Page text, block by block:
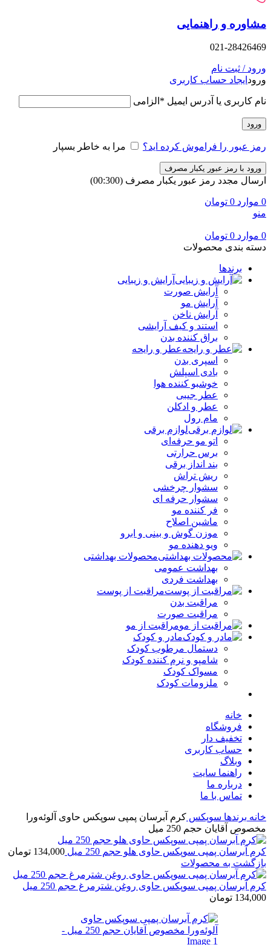
و راهنمایی
021-
/ ثبت نام
ایجاد حساب کاربری
کاربری یا آدرس ایمیل*الزامی
عبور را فراموش کرده اید؟ مرا به خاطر بسپار
با رمز عبور یکبار مصرف
مجدد رمز عبور یکبار مصرف 300
)
0
تومان
0
تومان
بندی محصولات
برندها
آرایش و زیبایی
آرایش صورت
آرایش مو
آرایش ناخن
استند و کیف آرایشی
براق کننده بدن
عطر و رایحه
اسپری بدن
بادی اسپلش
خوشبو کننده هوا
عطر جیبی
عطر و ادکلن
مام رول
لوازم برقی
اتو مو حرفه‌ای
برس حرارتی
بند انداز برقی
ریش تراش
سشوار چرخشی
سشوار حرفه ای
فر کننده‌ مو
ماشین اصلاح
موزن گوش و بینی و ابرو
ویو دهنده مو
محصولات بهداشتی
بهداشت عمومی
بهداشت فردی
مراقبت از پوست
مراقبت بدن
مراقبت صورت
مراقبت از مو
مادر و کودک
دستمال مرطوب کودک
شامپو و نرم کننده کودک
مسواک کودک
ملزومات کودک
خانه
فروشگاه
تخفیف دار
حساب کاربری
وبلاگ
راهنما سایت
درباره ما
تماس با ما
برندهاسوپکسکرم آبرسان پمپی سوپکس حاوی آلوئه‌ورا
آقایان حجم 250 میل
آبرسان پمپی سوپکس حاوی هلو حجم 250 میل 134,000 تومان
به محصولات
آبرسان پمپی سوپکس حاوی روغن شترمرغ حجم 250 میل
تومان